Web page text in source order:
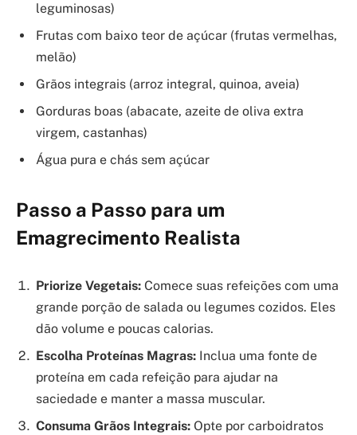
leguminosas)
Frutas com baixo teor de açúcar (frutas vermelhas,
melão)
Grãos integrais (arroz integral, quinoa, aveia)
Gorduras boas (abacate, azeite de oliva extra
virgem, castanhas)
Água pura e chás sem açúcar
Passo a Passo para um
Emagrecimento Realista
Priorize Vegetais: Comece suas refeições com uma
grande porção de salada ou legumes cozidos. Eles
dão volume e poucas calorias.
Escolha Proteínas Magras: Inclua uma fonte de
proteína em cada refeição para ajudar na
saciedade e manter a massa muscular.
Consuma Grãos Integrais: Opte por carboidratos